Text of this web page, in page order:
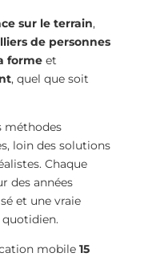
sur le terrain,
de personnes
formeet
, quel que soit
méthodes
loin des solutions
Chaque
des années
et une vraie
mobile 15